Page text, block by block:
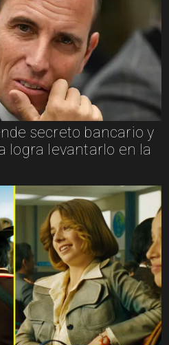
secreto bancario y
logra levantarlo en la